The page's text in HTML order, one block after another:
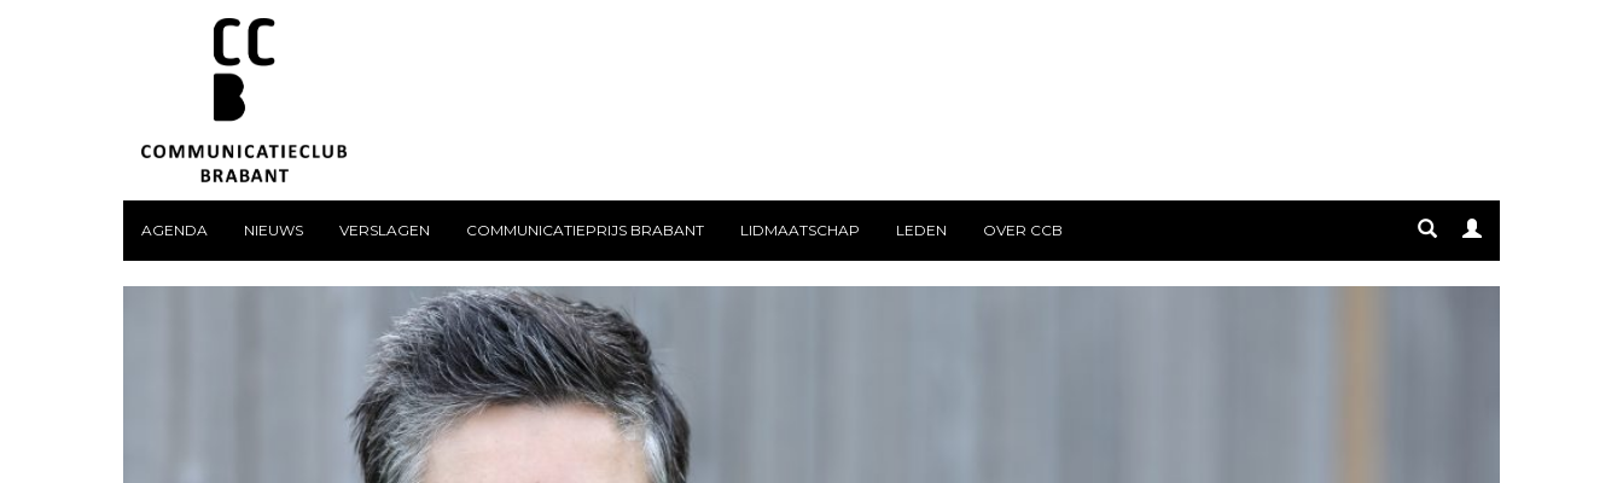
AGENDA NIEUWS VERSLAGEN COMMUNICATIEPRIJS BRABANT LIDMAATSCHAP LEDEN OVER CCB